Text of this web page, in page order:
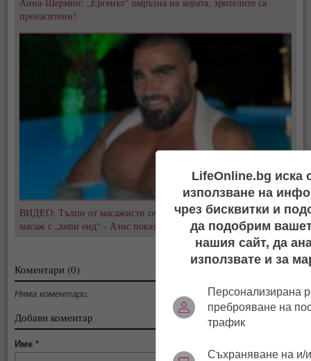
пренаситени!
ВИДЕО: Тълпи от масажисти се изреждат при Василка за
масаж с „хепи енд“ - Азис показа креватните си истории в нета
Коментари (0)
Няма коментари.
Добави коментар
Име*
LifeOnline.bg иска
използване на
чрез бисквитки и
да подобрим
нашия сайт, да
използвате и за
Персонализирана
преброяване на
трафик
Съхраняване на и/